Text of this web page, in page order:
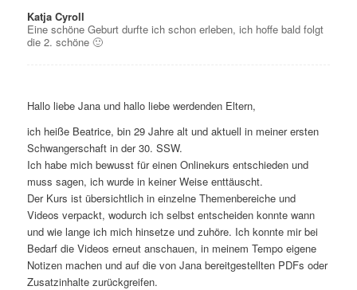
Katja Cyroll
Eine schöne Geburt durfte ich schon erleben, ich hoffe bald folgt
die 2. schöne 🙂
Hallo liebe Jana und hallo liebe werdenden Eltern,
ich heiße Beatrice, bin 29 Jahre alt und aktuell in meiner ersten
Schwangerschaft in der 30. SSW.
Ich habe mich bewusst für einen Onlinekurs entschieden und
muss sagen, ich wurde in keiner Weise enttäuscht.
Der Kurs ist übersichtlich in einzelne Themenbereiche und
Videos verpackt, wodurch ich selbst entscheiden konnte wann
und wie lange ich mich hinsetze und zuhöre. Ich konnte mir bei
Bedarf die Videos erneut anschauen, in meinem Tempo eigene
Notizen machen und auf die von Jana bereitgestellten PDFs oder
Zusatzinhalte zurückgreifen.